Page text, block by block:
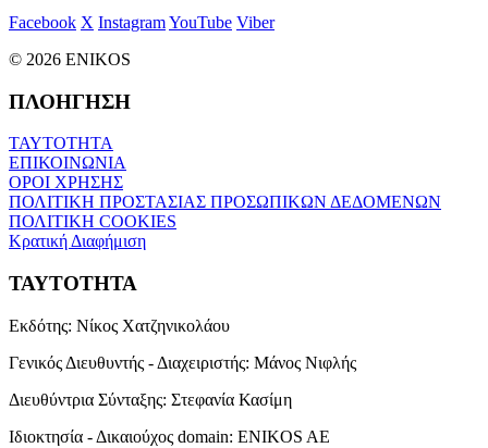
Facebook X InstagramYouTube Viber
© 2026 ENIKOS
ΠΛΟΗΓΗΣΗ
ΤΑΥΤΟΤΗΤΑ
ΕΠΙΚΟΙΝΩΝΙΑ
ΟΡΟΙ ΧΡΗΣΗΣ
ΠΟΛΙΤΙΚΗ ΠΡΟΣΤΑΣΙΑΣ ΠΡΟΣΩΠΙΚΩΝ ΔΕΔΟΜΕΝΩΝ
ΠΟΛΙΤΙΚΗ COOKIES
Κρατική Διαφήμιση
ΤΑΥΤΟΤΗΤΑ
Εκδότης: Νίκος Χατζηνικολάου
Γενικός Διευθυντής - Διαχειριστής: Μάνος Νιφλής
Διευθύντρια Σύνταξης: Στεφανία Κασίμη
Ιδιοκτησία - Δικαιούχος domain: ENIKOS AE